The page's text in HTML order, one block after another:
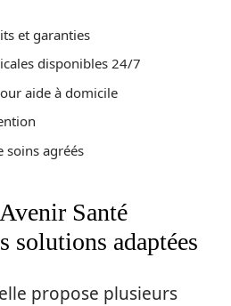
et garanties
disponibles 24/7
aide à domicile
soins agréés
Santé
solutions adaptées
propose plusieurs